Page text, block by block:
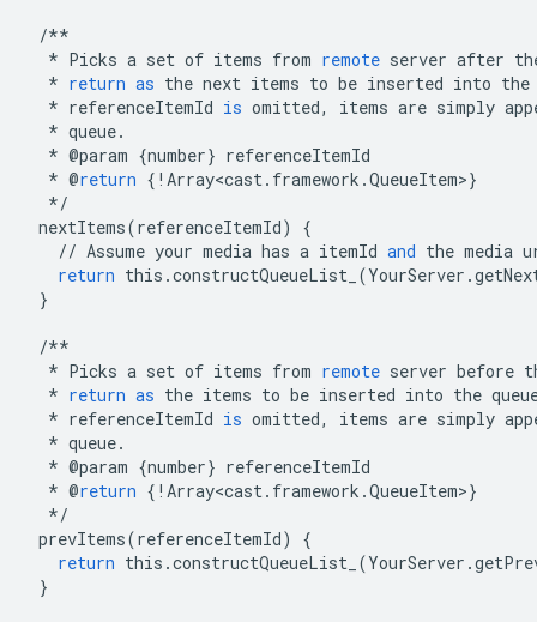
/**
* Picks a set of items from remote server after
* return as the next items to be inserted into the
* referenceItemId is omitted, items are simply
* queue.
* @param {number} referenceItemId
* @return { ! Array<cast. framework .QueueItem>}
*/
nextItems(referenceItemId)
{
// Assume your media has a itemId and the media
return this .constructQueueList_ (YourServer .
}
/**
* Picks a set of items from remote server before
* return as the items to be inserted into the
* referenceItemId is omitted, items are simply
* queue.
* @param {number} referenceItemId
* @return { ! Array<cast. framework .QueueItem>}
*/
prevItems(referenceItemId)
{
return this .constructQueueList_ (YourServer .
}